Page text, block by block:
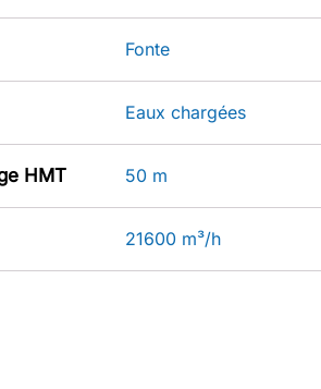
Fonte
Eaux chargées
HMT 50 m
21600 m³/h